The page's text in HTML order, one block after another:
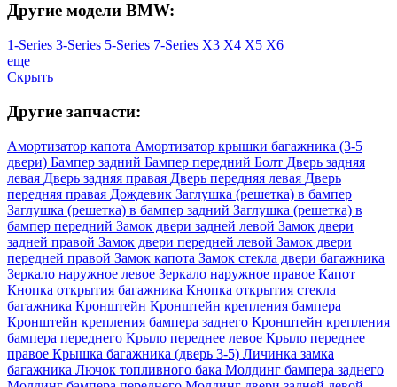
Другие модели BMW:
1-Series 3-Series 5-Series 7-Series X3 X4 X5 X6
еще
Скрыть
Другие запчасти:
Амортизатор капота Амортизатор крышки багажника (3-5
двери) Бампер задний Бампер передний Болт Дверь задняя
левая Дверь задняя правая Дверь передняя левая Дверь
передняя правая Дождевик Заглушка (решетка) в бампер
Заглушка (решетка) в бампер задний Заглушка (решетка) в
бампер передний Замок двери задней левой Замок двери
задней правой Замок двери передней левой Замок двери
передней правой Замок капота Замок стекла двери багажника
Зеркало наружное левое Зеркало наружное правое Капот
Кнопка открытия багажника Кнопка открытия стекла
багажника Кронштейн Кронштейн крепления бампера
Кронштейн крепления бампера заднего Кронштейн крепления
бампера переднего Крыло переднее левое Крыло переднее
правое Крышка багажника (дверь 3-5) Личинка замка
багажника Лючок топливного бака Молдинг бампера заднего